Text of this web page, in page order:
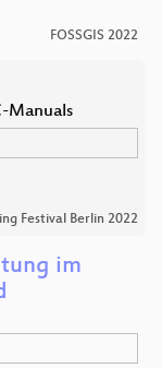
FOSSGIS 2022
Manuals
Festival Berlin 2022
im